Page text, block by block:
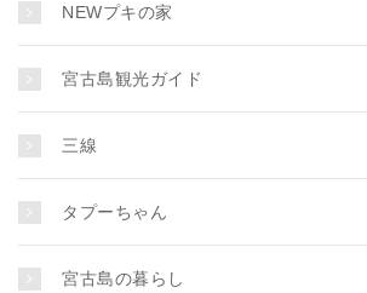
NEWプキの家
宮古島観光ガイド
三線
タプーちゃん
宮古島の暮らし